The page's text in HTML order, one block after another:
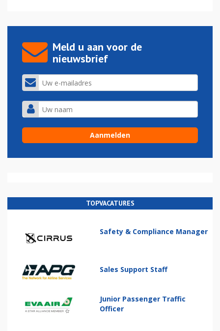
Meld u aan voor de
nieuwsbrief
TOPVACATURES
Safety & Compliance Manager
Sales Support Staff
Junior Passenger Traffic
Officer